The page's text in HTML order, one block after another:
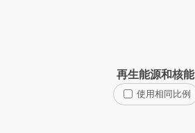
再生能源和核能
使用相同比例